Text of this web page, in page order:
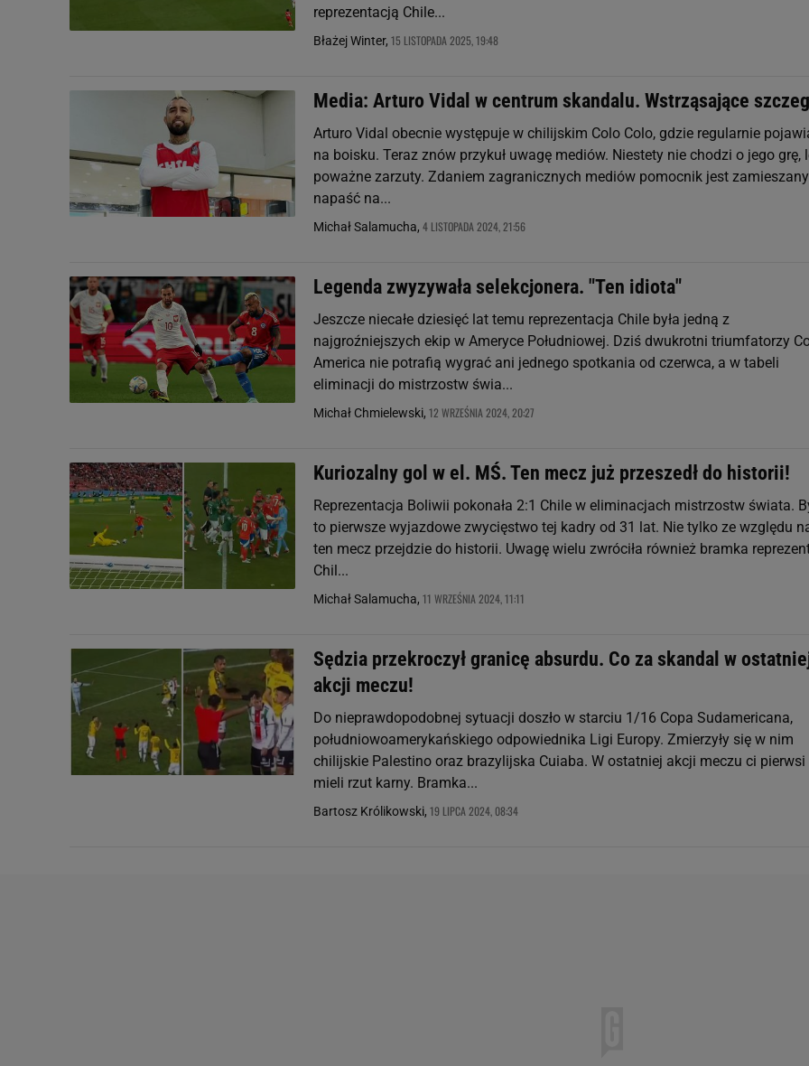
reprezentacją Chile...
Błażej Winter, 15 LISTOPADA 2025, 19:48
Media: Arturo Vidal w centrum skandalu. Wstrząsające
Arturo Vidal obecnie występuje w chilijskim Colo Colo, gdzie regularnie
na boisku. Teraz znów przykuł uwagę mediów. Niestety nie chodzi o jego grę,
poważne zarzuty. Zdaniem zagranicznych mediów pomocnik jest
napaść na...
Michał Salamucha, 4 LISTOPADA 2024, 21:56
Legenda zwyzywała selekcjonera. "Ten idiota"
Jeszcze niecałe dziesięć lat temu reprezentacja Chile była jedną z
najgroźniejszych ekip w Ameryce Południowej. Dziś dwukrotni triumfatorzy
America nie potrafią wygrać ani jednego spotkania od czerwca, a w tabeli
eliminacji do mistrzostw świa...
Michał Chmielewski, 12 WRZEŚNIA 2024, 20:27
Kuriozalny gol w el. MŚ. Ten mecz już przeszedł do historii!
Reprezentacja Boliwii pokonała 2:1 Chile w eliminacjach mistrzostw świata.
to pierwsze wyjazdowe zwycięstwo tej kadry od 31 lat. Nie tylko ze względu
ten mecz przejdzie do historii. Uwagę wielu zwróciła również bramka
Chil...
Michał Salamucha, 11 WRZEŚNIA 2024, 11:11
Sędzia przekroczył granicę absurdu. Co za skandal w
akcji meczu!
Do nieprawdopodobnej sytuacji doszło w starciu 1/16 Copa Sudamericana,
południowoamerykańskiego odpowiednika Ligi Europy. Zmierzyły się w nim
chilijskie Palestino oraz brazylijska Cuiaba. W ostatniej akcji meczu ci pierwsi
mieli rzut karny. Bramka...
Bartosz Królikowski, 19 LIPCA 2024, 08:34